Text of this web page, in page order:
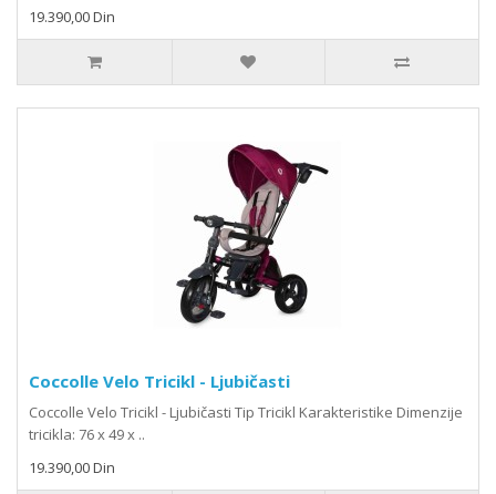
19.390,00 Din
Coccolle Velo Tricikl - Ljubičasti
Coccolle Velo Tricikl - Ljubičasti Tip Tricikl Karakteristike Dimenzije
tricikla: 76 x 49 x ..
19.390,00 Din